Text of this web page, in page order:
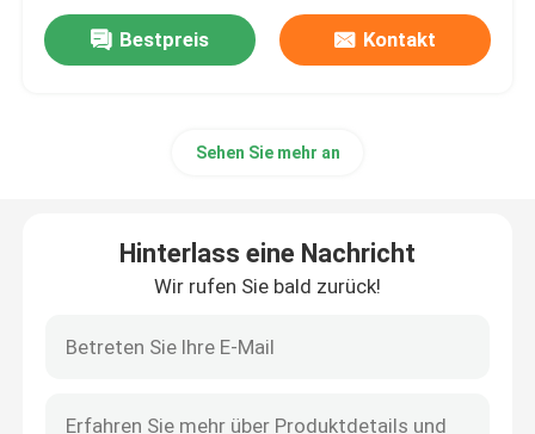
Bestpreis Kontakt
Sehen Sie mehr an
Hinterlass eine Nachricht
Wir rufen Sie bald zurück!